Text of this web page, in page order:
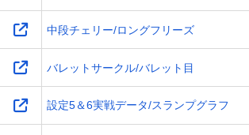
中段チェリー/ロングフリーズ
バレットサークル/バレット目
設定5＆6実戦データ/スランプグラフ